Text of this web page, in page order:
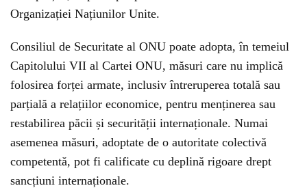
Organizației Națiunilor Unite.
Consiliul de Securitate al ONU poate adopta, în temeiul
Capitolului VII al Cartei ONU, măsuri care nu implică
folosirea forței armate, inclusiv întreruperea totală sau
parțială a relațiilor economice, pentru menținerea sau
restabilirea păcii și securității internaționale. Numai
asemenea măsuri, adoptate de o autoritate colectivă
competentă, pot fi calificate cu deplină rigoare drept
sancțiuni internaționale.